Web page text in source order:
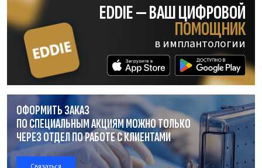
EDDIE — ВАШ ЦИФРОВОЙ
ПОМОЩНИК
в имплантологии
ОФОРМИТЬ ЗАКАЗ
ПО СПЕЦИАЛЬНЫМ АКЦИЯМ МОЖНО ТОЛЬКО
ЧЕРЕЗ ОТДЕЛПО РАБОТЕС КЛИЕНТАМИ